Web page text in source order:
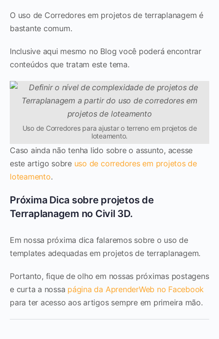
O uso de Corredores em projetos de terraplanagem é
bastante comum.
Inclusive aqui mesmo no Blog você poderá encontrar
conteúdos que tratam este tema.
Uso de Corredores para ajustar o terreno em projetos de
loteamento.
Caso ainda não tenha lido sobre o assunto, acesse
este artigo sobre uso de corredores em projetos de
loteamento.
Próxima Dica sobre projetos de
Terraplanagem no Civil 3D.
Em nossa próxima dica falaremos sobre o uso de
templates adequadas em projetos de terraplanagem.
Portanto, fique de olho em nossas próximas postagens
e curta a nossa página da AprenderWeb no Facebook
para ter acesso aos artigos sempre em primeira mão.